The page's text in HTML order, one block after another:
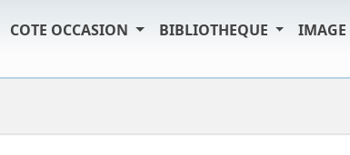
COTE OCCASION BIBLIOTHEQUE IMAGE